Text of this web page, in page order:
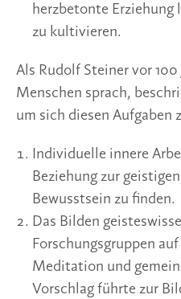
herzbetonte
zu kultivieren.
Als Rudolf Steiner vor 100
Menschen sprach,
um sich diesen Aufgaben
Individuelle innere
Beziehung zur
Bewusstsein zu finden.
Das Bilden
Forschungsgruppen
Meditation und
Vorschlag führte zur